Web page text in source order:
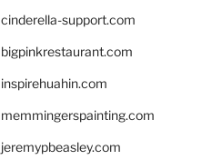
cinderella-support.com
bigpinkrestaurant.com
inspirehuahin.com
memmingerspainting.com
jeremypbeasley.com